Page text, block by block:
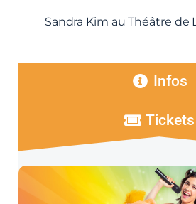
Sandra Kim au Théâtre de
Infos
Tickets